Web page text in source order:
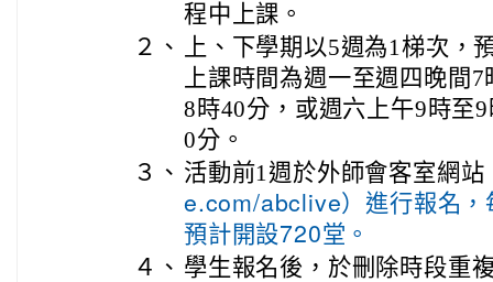
程中上課。
２、
上、下學期以5週為1梯次，
上課時間為週一至週四晚間
8時40分，或週六上午9時至
0分。
３、 活動前1週於外師會客室網站
e.com/abclive）進行報名，
預計開設720堂。
４、 學生報名後，於刪除時段重